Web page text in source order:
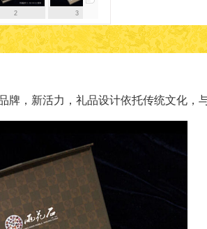
2 3
牌，新活力，礼品设计依托传统文化，